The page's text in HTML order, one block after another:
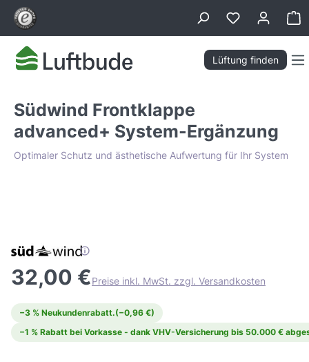
springen
Lüftung finden
Südwind Frontklappe
advanced+ System-Ergänzung
Optimaler Schutz und ästhetische Aufwertung für Ihr System
Tiefpreis Garantie
32,00 €Preise inkl. MwSt. zzgl. Versandkosten
−3 % Neukundenrabatt.(−0,96 €)
−1 % Rabatt bei Vorkasse - dank VHV-Versicherung bis 50.000 €